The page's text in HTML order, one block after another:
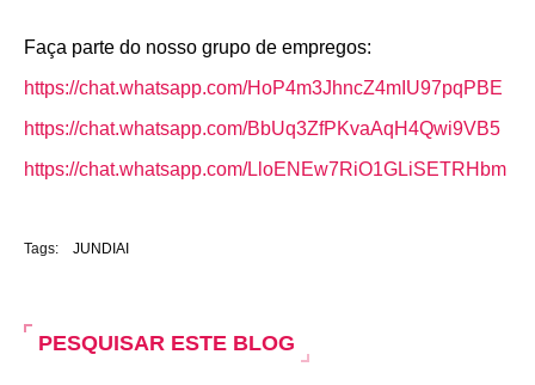
Faça parte do nosso grupo de empregos:
https://chat.whatsapp.com/HoP4m3JhncZ4mIU97pqPBE
https://chat.whatsapp.com/BbUq3ZfPKvaAqH4Qwi9VB5
https://chat.whatsapp.com/LloENEw7RiO1GLiSETRHbm
Tags: JUNDIAI
PESQUISAR ESTE BLOG